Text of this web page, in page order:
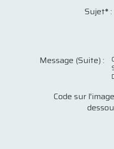
Sujet*:
Message (Suite) :
Code sur